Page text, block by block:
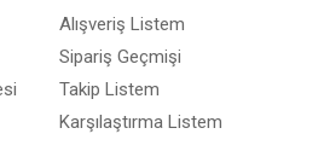
Alışveriş Listem
Sipariş Geçmişi
Takip Listem
Karşılaştırma Listem